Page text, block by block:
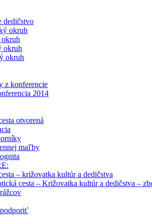
dedičstvo
okruh
okruh
okruh
z konferencie
2014
otvorená
maľby
– križovatka kultúr a dedičstva
cesta – Križovatka kultúr a dedičstva –